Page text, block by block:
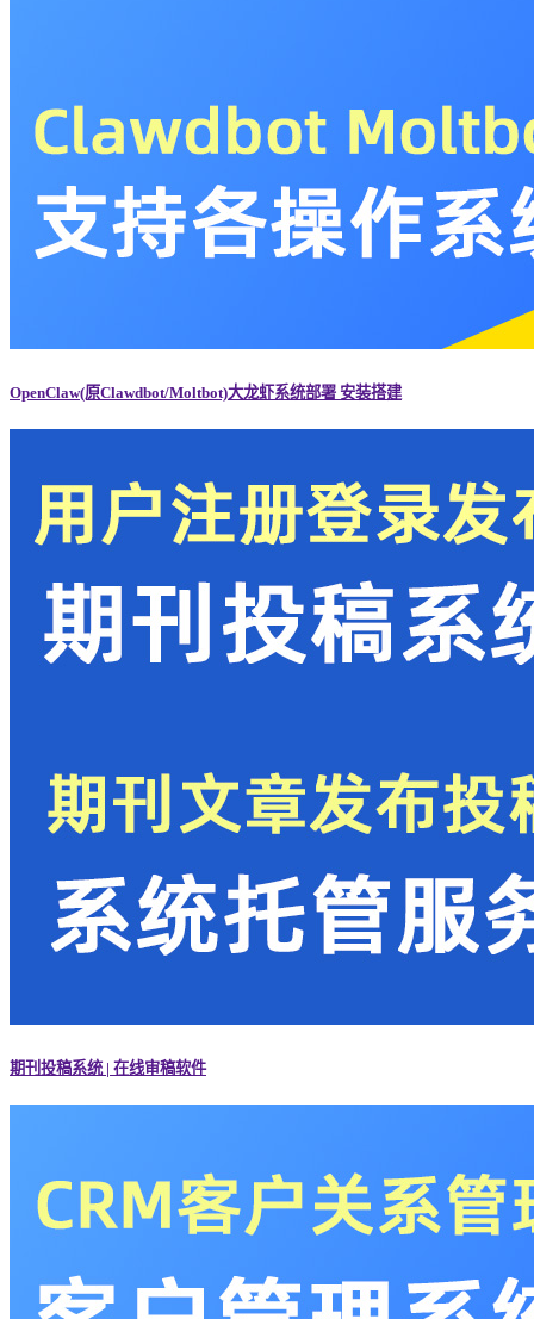
OpenClaw(原Clawdbot/Moltbot)大龙虾系统部署 安装搭建
期刊投稿系统 | 在线审稿软件